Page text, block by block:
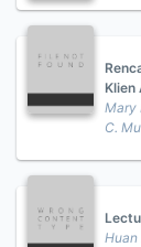
Klien
Mary
C.
Huan